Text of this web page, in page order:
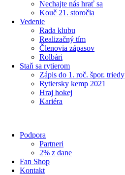
Nechajte nás hrať sa
Kouč 21. storočia
Vedenie
Rada klubu
Realizačný tím
Členovia zápasov
Rolbári
Staň sa rytierom
Zápis do 1. roč. špor. triedy
Rytiersky kemp 2021
Hraj hokej
Kariéra
Podpora
Partneri
2% z dane
Fan Shop
Kontakt